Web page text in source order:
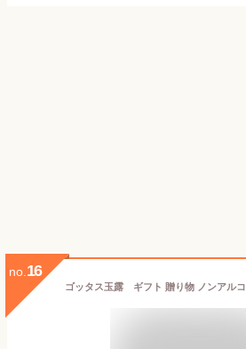
no. 16